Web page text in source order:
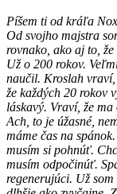
Píšem ti od kráľa
Od svojho majstra
rovnako, ako aj to,
Už o 200 rokov.
naučil. Kroslah vraví,
že každých 20 rokov
láskavý. Vraví, že
Ach, to je úžasné,
máme čas na
musím si pohnúť.
musím odpočinúť.
regenerujúci. Už